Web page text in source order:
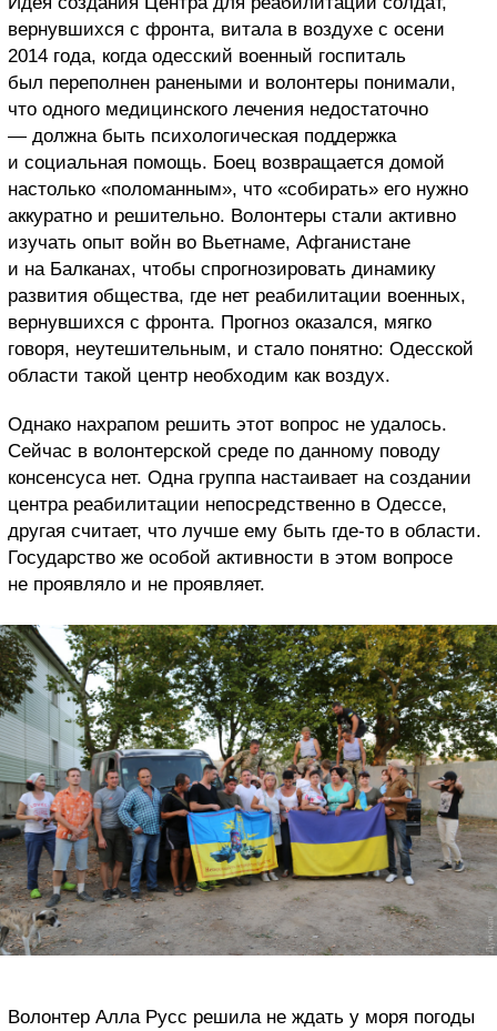
вернувшихся с фронта, витала в воздухе с осени
2014 года, когда одесский военный госпиталь
был переполнен ранеными и волонтеры понимали,
что одного медицинского лечения недостаточно
— должна быть психологическая поддержка
и социальная помощь. Боец возвращается домой
настолько «поломанным», что «собирать» его нужно
аккуратно и решительно. Волонтеры стали активно
изучать опыт войн во Вьетнаме, Афганистане
и на Балканах, чтобы спрогнозировать динамику
развития общества, где нет реабилитации военных,
вернувшихся с фронта. Прогноз оказался, мягко
говоря, неутешительным, и стало понятно: Одесской
области такой центр необходим как воздух.
Однако нахрапом решить этот вопрос не удалось.
Сейчас в волонтерской среде по данному поводу
консенсуса нет. Одна группа настаивает на создании
центра реабилитации непосредственно в Одессе,
другая считает, что лучше ему быть где-то в области.
Государство же особой активности в этом вопросе
не проявляло и не проявляет.
Волонтер Алла Русс решила не ждать у моря погоды